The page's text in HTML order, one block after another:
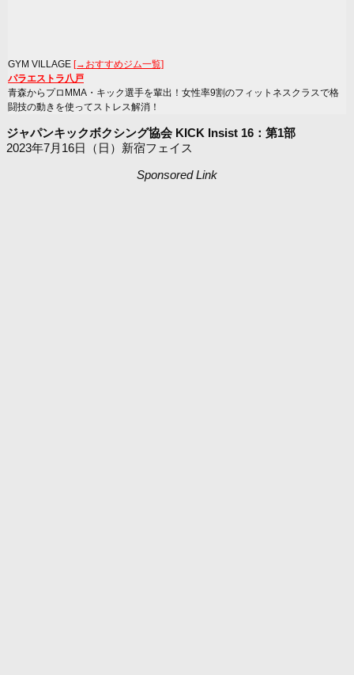
GYM VILLAGE [→おすすめジム一覧]
パラエストラ八戸
青森からプロMMA・キック選手を輩出！女性率9割のフィットネスクラスで格
闘技の動きを使ってストレス解消！
ジャパンキックボクシング協会 KICK Insist 16：第1部
2023年7月16日（日）新宿フェイス
Sponsored Link